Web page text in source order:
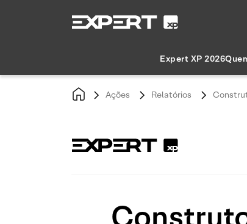
Expert XP 2026
Ações Relatórios